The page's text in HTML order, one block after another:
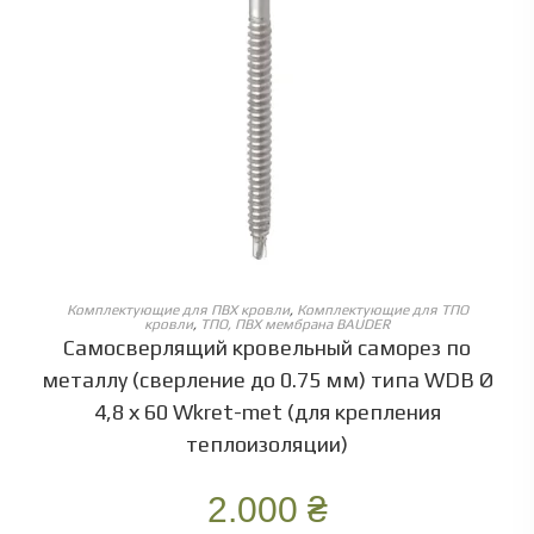
ОБЕРІТЬ ОПЦІЇ
Комплектующие для ПВХ кровли, Комплектующие для ТПО
кровли, ТПО, ПВХ мембрана BAUDER
Самосверлящий кровельный саморез по
металлу (сверление до 0.75 мм) типа WDB Ø
4,8 х 60 Wkret-met (для крепления
теплоизоляции)
2.000 ₴